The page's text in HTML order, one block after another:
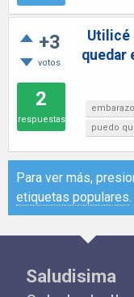
+3
votos
2
respuestas
Utilicé
quedar
embarazo
puedo
Para ver más,
etiquetas populares.
Saludisima